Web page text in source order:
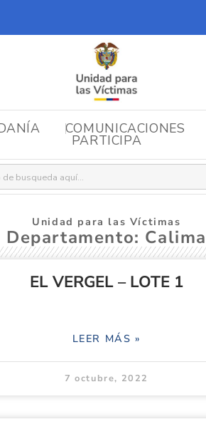
COMUNICACIONES
PARTICIPA
Unidad para las Víctimas
Departamento: Calima
EL VERGEL – LOTE 1
LEER MÁS »
7 octubre, 2022